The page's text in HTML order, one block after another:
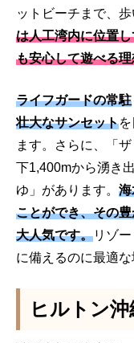
ットビーチまで、
は人工湾内に位置
も安心して遊べる
ライフガードの常駐
壮大なサンセット
ます。さらに、「
下1,400mから湧き
ゆ」があります。 海
ことができ、その
大人気です。リゾ
に備えるのに最適な
ヒルトン